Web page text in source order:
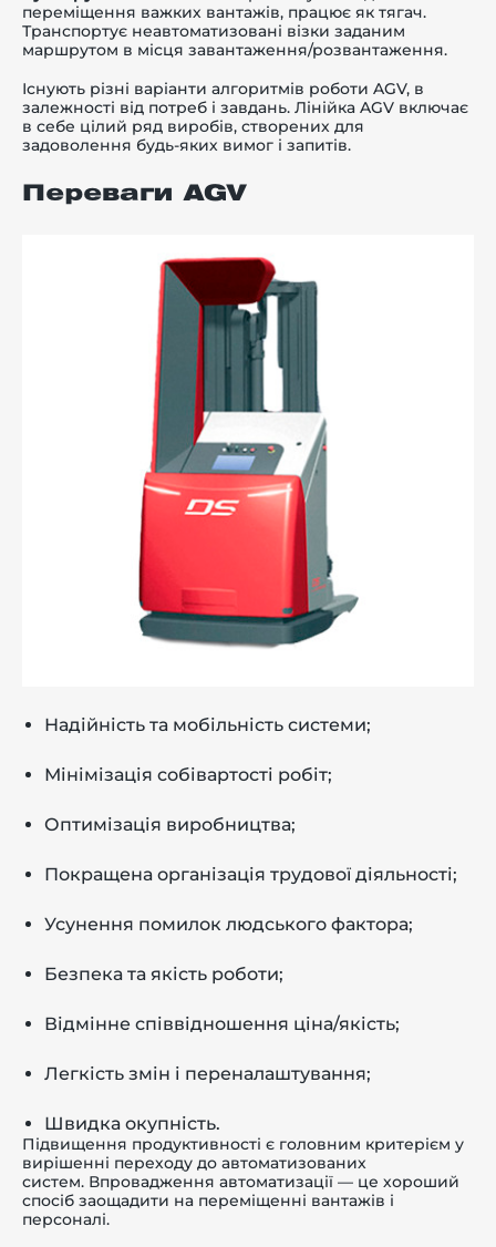
переміщення важких вантажів, працює як тягач.
Транспортує неавтоматизовані візки заданим
маршрутом в місця завантаження/розвантаження.
Існують різні варіанти алгоритмів роботи AGV, в
залежності від потреб і завдань. Лінійка AGV включає
в себе цілий ряд виробів, створених для
задоволення будь-яких вимог і запитів.
Переваги AGV
Надійність та мобільність системи;
Мінімізація собівартості робіт;
Оптимізація виробництва;
Покращена організація трудової діяльності;
Усунення помилок людського фактора;
Безпека та якість роботи;
Відмінне співвідношення ціна/якість;
Легкість змін і переналаштування;
Швидка окупність.
Підвищення продуктивності є головним критерієм у
вирішенні переходу до автоматизованих
систем. Впровадження автоматизації — це хороший
спосіб заощадити на переміщенні вантажів і
персоналі.